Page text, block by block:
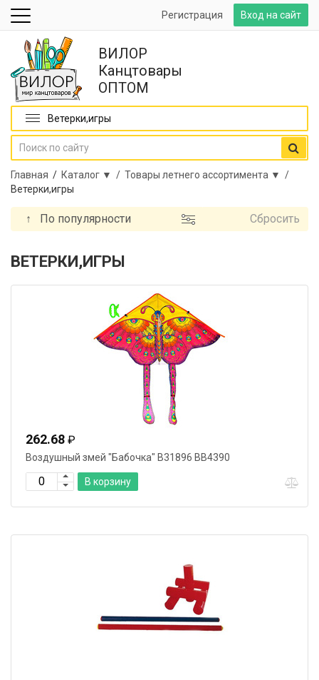
Вход на сайт
Регистрация
ВИЛОР
Канцтовары
ОПТОМ
Ветерки,игры
Главная / Каталог ▼ / Товары летнего ассортимента ▼ /
Ветерки,игры
↑ По популярности Сбросить
ВЕТЕРКИ,ИГРЫ
262.68 ₽
Воздушный змей "Бабочка" В31896 ВВ4390
В корзину